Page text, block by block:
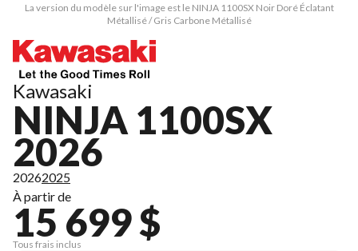
La version du modèle sur l'image est le NINJA 1100SX Noir Doré Éclatant
Métallisé / Gris Carbone Métallisé
Kawasaki
NINJA 1100SX
2026
20262025
À partir de
15 699 $
Tous frais inclus